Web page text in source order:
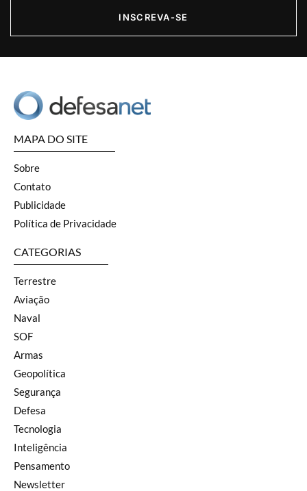
INSCREVA-SE
MAPA DO SITE
Sobre
Contato
Publicidade
Política de Privacidade
CATEGORIAS
Terrestre
Aviação
Naval
SOF
Armas
Geopolítica
Segurança
Defesa
Tecnologia
Inteligência
Pensamento
Newsletter